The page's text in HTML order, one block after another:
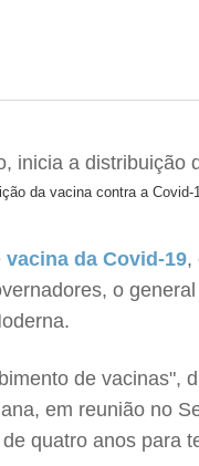
da vacina contra a Covid-
vacina da Covid-19,
o
de
em reunião no
quatro anos para